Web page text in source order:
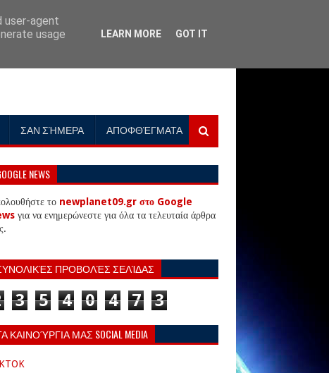
ΣΑΝ ΣΉΜΕΡΑ ΑΠΟΦΘΈΓΜΑΤΑ
NEWS
το newplanet09.gr στο Google
για να ενημερώνεστε για όλα τα τελευταία άρθρα
ΠΡΟΒΟΛΈΣ ΣΕΛΊΔΑΣ
3 5 4 0 4 7 3
ΚΑΙΝΟΎΡΓΙΑ ΜΑΣ SOCIAL MEDIA
user-agent
usage
LEARN MORE GOT IT